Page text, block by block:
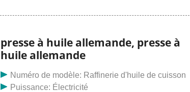
palme, huile de palmiste Usine d'extraction, usine de
de raffinerie d'huile de cuisson, décortiqueuse de
graines de tournesol/graines de chanvre, extrudeuse
remplissage d'huile, machine de fabrication de briques
presse à huile allemande, presse à
huile allemande
Numéro de modèle: Raffinerie d'huile de cuisson
Puissance: Électricité